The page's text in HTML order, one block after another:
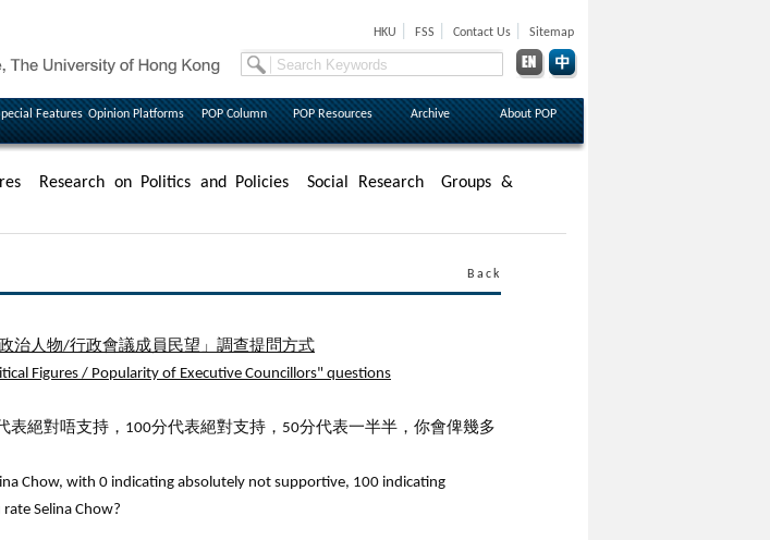
HKU FSS Contact Us Sitemap
Features Opinion Platforms POP Column POP Resources Archive About POP
Research on Politics and Policies Social Research
Groups &
Back
治人物/行政會議成員民望」調查提問方式
Figures / Popularity of Executive Councillors" questions
絕對唔支持，100分代表絕對支持，50分代表一半半，你會俾幾多
Chow, with 0 indicating absolutely not supportive, 100 indicating
Selina Chow?